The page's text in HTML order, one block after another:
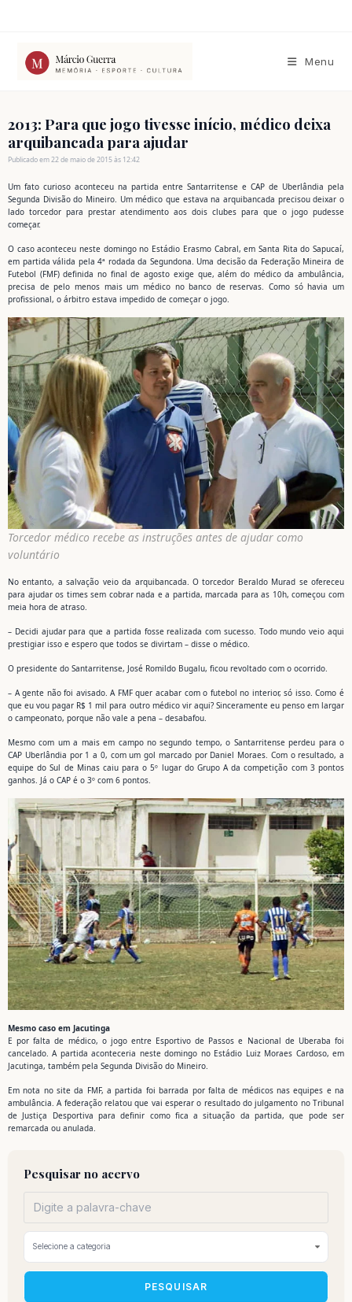
conteúdo
Menu
2013: Para que jogo tivesse início, médico deixa
arquibancada para ajudar
Publicado em 22 de maio de 2015 às 12:42
Um fato curioso aconteceu na partida entre Santarritense e CAP de Uberlândia pela
Segunda Divisão do Mineiro. Um médico que estava na arquibancada precisou deixar o
lado torcedor para prestar atendimento aos dois clubes para que o jogo pudesse
começar.
O caso aconteceu neste domingo no Estádio Erasmo Cabral, em Santa Rita do Sapucaí,
em partida válida pela 4ª rodada da Segundona. Uma decisão da Federação Mineira de
Futebol (FMF) definida no final de agosto exige que, além do médico da ambulância,
precisa de pelo menos mais um médico no banco de reservas. Como só havia um
profissional, o árbitro estava impedido de começar o jogo.
Torcedor médico recebe as instruções antes de ajudar como
voluntário
No entanto, a salvação veio da arquibancada. O torcedor Beraldo Murad se ofereceu
para ajudar os times sem cobrar nada e a partida, marcada para as 10h, começou com
meia hora de atraso.
– Decidi ajudar para que a partida fosse realizada com sucesso. Todo mundo veio aqui
prestigiar isso e espero que todos se divirtam – disse o médico.
O presidente do Santarritense, José Romildo Bugalu, ficou revoltado com o ocorrido.
– A gente não foi avisado. A FMF quer acabar com o futebol no interior, só isso. Como é
que eu vou pagar R$ 1 mil para outro médico vir aqui? Sinceramente eu penso em largar
o campeonato, porque não vale a pena – desabafou.
Mesmo com um a mais em campo no segundo tempo, o Santarritense perdeu para o
CAP Uberlândia por 1 a 0, com um gol marcado por Daniel Moraes. Com o resultado, a
equipe do Sul de Minas caiu para o 5º lugar do Grupo A da competição com 3 pontos
ganhos. Já o CAP é o 3º com 6 pontos.
Mesmo caso em Jacutinga
E por falta de médico, o jogo entre Esportivo de Passos e Nacional de Uberaba foi
cancelado. A partida aconteceria neste domingo no Estádio Luiz Moraes Cardoso, em
Jacutinga, também pela Segunda Divisão do Mineiro.
Em nota no site da FMF, a partida foi barrada por falta de médicos nas equipes e na
ambulância. A federação relatou que vai esperar o resultado do julgamento no Tribunal
de Justiça Desportiva para definir como fica a situação da partida, que pode ser
remarcada ou anulada.
Pesquisar no acervo
PESQUISAR